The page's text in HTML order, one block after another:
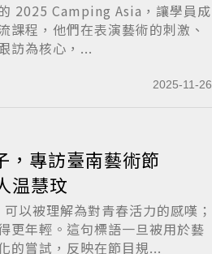
2025 Camping Asia，讓學員成
課程，他們在表演藝術的刺激、
訪為核心，...
2025-11-26
，專訪臺南藝術節
温慧玟
以被理解為對青春活力的感嘆；
更年輕。這句標語一旦被用於藝
的嘗試，反映在節目規...